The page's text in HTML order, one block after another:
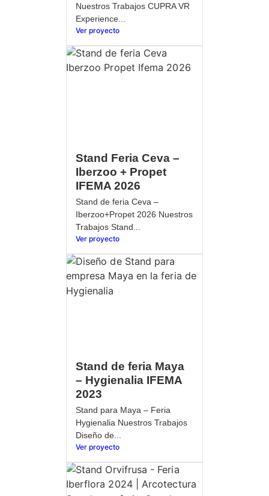
Nuestros Trabajos CUPRA VR
Experience...
Ver proyecto
Stand Feria Ceva –
Iberzoo + Propet
IFEMA 2026
Stand de feria Ceva –
Iberzoo+Propet 2026 Nuestros
Trabajos Stand...
Ver proyecto
Stand de feria Maya
– Hygienalia IFEMA
2023
Stand para Maya – Feria
Hygienalia Nuestros Trabajos
Diseño de...
Ver proyecto